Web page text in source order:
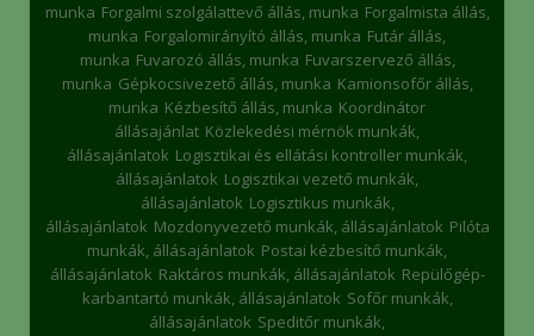
munka Forgalmi szolgálattevő állás, munka Forgalmista állás,
munka Forgalomirányító állás, munka Futár állás,
munka Fuvarozó állás, munka Fuvarszervező állás,
munka Gépkocsivezető állás, munka Kamionsofőr állás,
munka Kézbesítő állás, munka Koordinátor
állásajánlat Közlekedési mérnök munkák,
állásajánlatok Logisztikai és ellátási kontroller munkák,
állásajánlatok Logisztikai vezető munkák,
állásajánlatok Logisztikus munkák,
állásajánlatok Mozdonyvezető munkák, állásajánlatok Pilóta
munkák, állásajánlatok Postai kézbesítő munkák,
állásajánlatok Raktáros munkák, állásajánlatok Repülőgép-
karbantartó munkák, állásajánlatok Sofőr munkák,
állásajánlatok Speditőr munkák,